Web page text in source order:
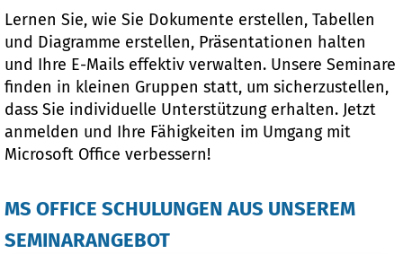
Lernen Sie, wie Sie Dokumente erstellen, Tabellen
und Diagramme erstellen, Präsentationen halten
und Ihre E-Mails effektiv verwalten. Unsere Seminare
finden in kleinen Gruppen statt, um sicherzustellen,
dass Sie individuelle Unterstützung erhalten. Jetzt
anmelden und Ihre Fähigkeiten im Umgang mit
Microsoft Office verbessern!
MS OFFICE SCHULUNGEN AUS UNSEREM
SEMINARANGEBOT